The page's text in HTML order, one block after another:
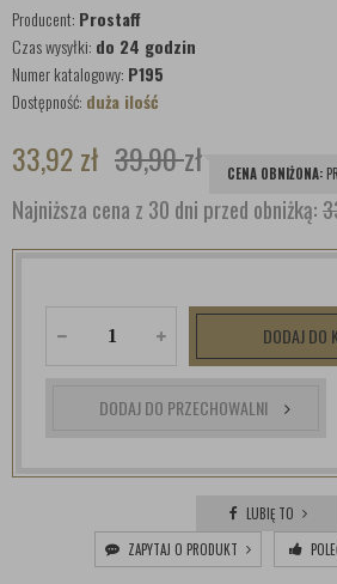
Producent: Prostaff
Czas wysyłki: do 24 godzin
Numer katalogowy: P195
Dostępność: duża ilość
33,92zł 39,90zł CENA OBNIŻONA:
Najniższa cena z 30 dni przed obniżką:
DODAJ DO
DODAJ DO PRZECHOWALNI
LUBIĘ TO
ZAPYTAJ O PRODUKT